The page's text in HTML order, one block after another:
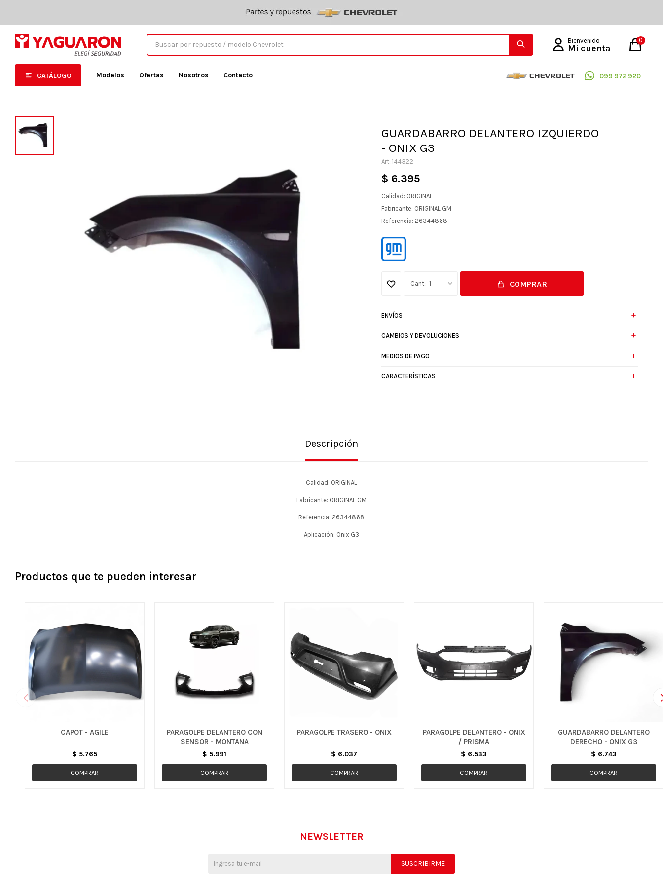
CATÁLOGO Modelos Ofertas Nosotros Contacto 099 972 920
0
GUARDABARRO DELANTERO IZQUIERDO
- ONIX G3
144322
$ 6.395
Calidad: ORIGINAL
Fabricante: ORIGINAL GM
Referencia: 26344868
1 COMPRAR
ENVÍOS
CAMBIOS Y DEVOLUCIONES
MEDIOS DE PAGO
CARACTERÍSTICAS
Descripción
Calidad: ORIGINAL
Fabricante: ORIGINAL GM
Referencia: 26344868
Aplicación: Onix G3
Productos que te pueden interesar
CAPOT - AGILE
$ 5.765
PARAGOLPE DELANTERO CON
SENSOR - MONTANA
$ 5.991
PARAGOLPE TRASERO - ONIX
$ 6.037
PARAGOLPE DELANTERO - ONIX
/ PRISMA
$ 6.533
GUARDABARRO DELANTERO
DERECHO - ONIX G3
$ 6.743
NEWSLETTER
SUSCRIBIRME